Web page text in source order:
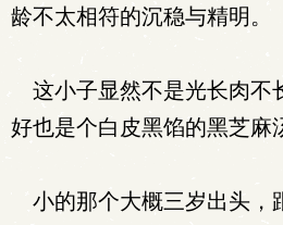
龄不太相符的沉稳与精明。
这小子显然不是光长肉不
好也是个白皮黑馅的黑芝麻
小的那个大概三岁出头，